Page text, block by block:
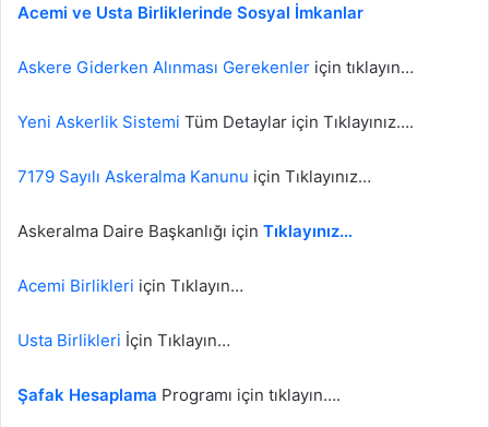
Acemi ve Usta Birliklerinde Sosyal İmkanlar
Askere Giderken Alınması Gerekenler için tıklayın…
Yeni Askerlik Sistemi Tüm Detaylar için Tıklayınız….
7179 Sayılı Askeralma Kanunu için Tıklayınız…
Askeralma Daire Başkanlığı için Tıklayınız…
Acemi Birlikleri için Tıklayın…
Usta Birlikleri İçin Tıklayın…
Şafak Hesaplama Programı için tıklayın….